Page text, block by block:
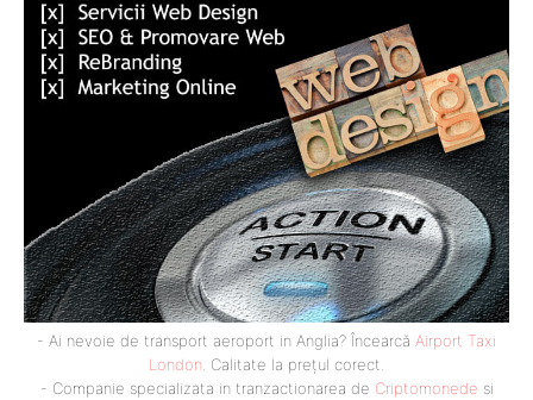
- Ai nevoie de transport aeroport in Anglia? Încearcă Airport Taxi
London . Calitate la prețul corect.
- Companie specializata in tranzactionarea de Criptomonede si